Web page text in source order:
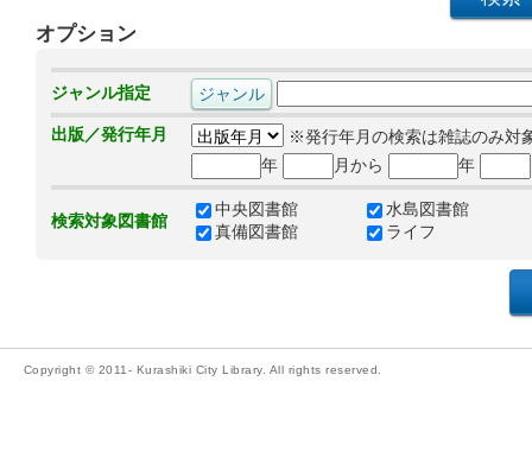
オプション
ジャンル指定
出版／発行年月
※発行年月の検索は雑誌のみ対
年
月から 年
検索対象図書館
中央図書館
水島図書館
真備図書館
ライフ
Copyright © 2011- Kurashiki City Library. All rights reserved.